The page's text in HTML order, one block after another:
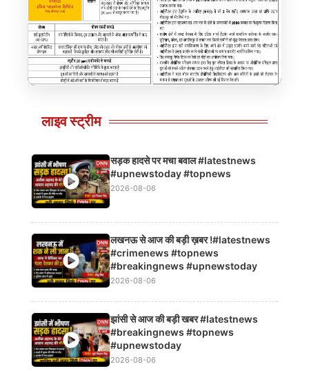
प्रोटीजीनस (DDGS) – हाई प्रोटीन पशु आहार
Click to view details
लाइव स्ट्रीम
सड़क हादसे पर मचा बवाल #latestnews
#upnewstoday #topnews
2026-08-06
लखनऊ से आज की बड़ी ख़बर !#latestnews
#crimenews #topnews
#breakingnews #upnewstoday
2026-08-06
झांसी से आज की बड़ी खबर #latestnews
#breakingnews #topnews
#upnewstoday
2026-08-06